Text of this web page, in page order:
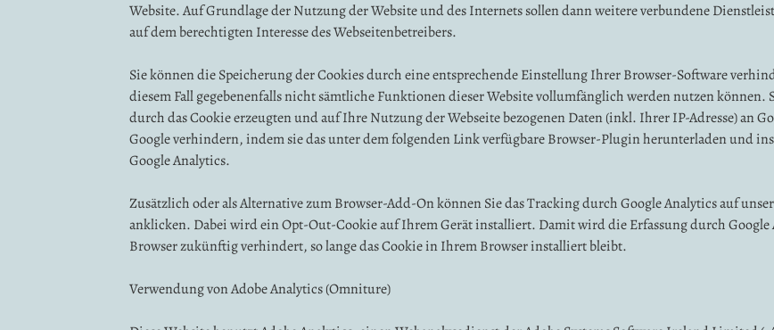
Website. Auf Grundlage der Nutzung der Website und des Internets sollen dann weitere verbundene
auf dem berechtigten Interesse des Webseitenbetreibers.
Sie können die Speicherung der Cookies durch eine entsprechende Einstellung Ihrer Browser-Software
diesem Fall gegebenenfalls nicht sämtliche Funktionen dieser Website vollumfänglich werden nutzen können.
durch das Cookie erzeugten und auf Ihre Nutzung der Webseite bezogenen Daten (inkl. Ihrer IP-Adresse) an
Google verhindern, indem sie das unter dem folgenden Link verfügbare Browser-Plugin herunterladen und
Google Analytics.
Zusätzlich oder als Alternative zum Browser-Add-On können Sie das Tracking durch Google Analytics auf
anklicken. Dabei wird ein Opt-Out-Cookie auf Ihrem Gerät installiert. Damit wird die Erfassung durch Google
Browser zukünftig verhindert, so lange das Cookie in Ihrem Browser installiert bleibt.
Verwendung von Adobe Analytics (Omniture)